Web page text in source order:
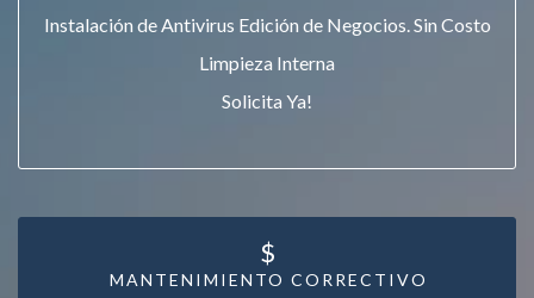
Instalación de Antivirus Edición de Negocios. Sin Costo
Limpieza Interna
Solicita Ya!
MANTENIMIENTO CORRECTIVO
$